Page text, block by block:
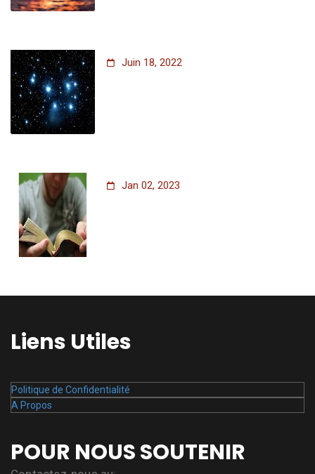
Juin 18, 2022
Jan 02, 2023
Liens Utiles
Politique de Confidentialité
A Propos
POUR NOUS SOUTENIR